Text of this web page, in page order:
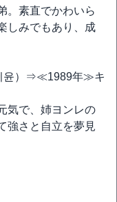
。素直でかわいら
しみでもあり、成
윤）⇒≪1989年≫キ
気で、姉ヨンレの
強さと自立を夢見